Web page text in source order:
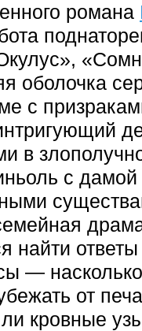
романа
оболочка
с
в
с
найти
—
от
кровные